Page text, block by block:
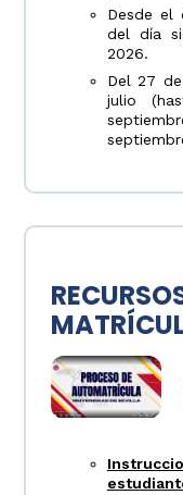
Desde el
del día
2026.
Del 27
julio